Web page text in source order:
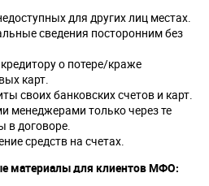
для других лиц местах.
сведения посторонним без
о потере/краже
карт.
своих банковских счетов и карт.
менеджерами только через те
в договоре.
средств на счетах.
материалы для клиентов МФО: